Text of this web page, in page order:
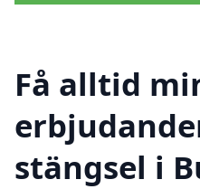
Få alltid
stängsel i